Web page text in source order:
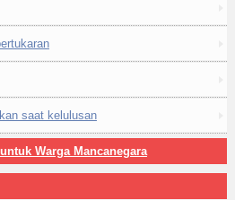
saat kelulusan
Warga Mancanegara